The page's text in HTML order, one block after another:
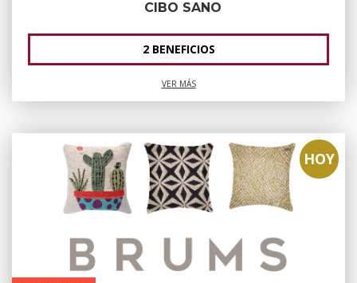
CIBO SANO
2 BENEFICIOS
VER MÁS
HOY